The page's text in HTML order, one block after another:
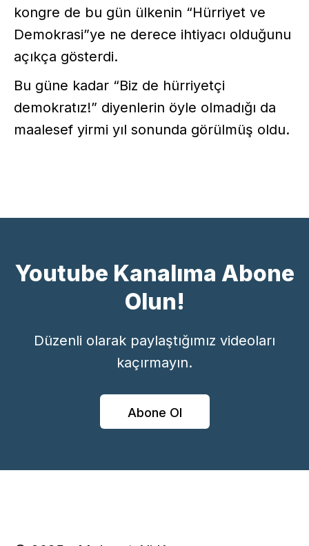
kongre de bu gün ülkenin “Hürriyet ve
Demokrasi”ye ne derece ihtiyacı olduğunu
açıkça gösterdi.
Bu güne kadar “Biz de hürriyetçi
demokratız!” diyenlerin öyle olmadığı da
maalesef yirmi yıl sonunda görülmüş oldu.
Youtube Kanalıma Abone
Olun!
Düzenli olarak paylaştığımız videoları
kaçırmayın.
Abone Ol